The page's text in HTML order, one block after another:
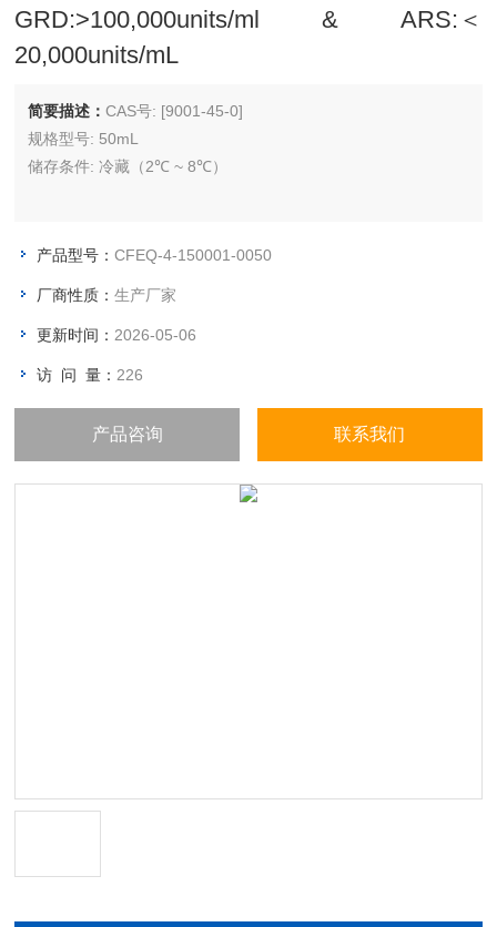
GRD:>100,000units/ml & ARS:＜
20,000units/mL
简要描述：CAS号: [9001-45-0]
规格型号: 50mL
储存条件: 冷藏（2℃ ~ 8℃）
产品型号：CFEQ-4-150001-0050
厂商性质：生产厂家
更新时间： 2026-05-06
访 问 量： 226
产品咨询 联系我们